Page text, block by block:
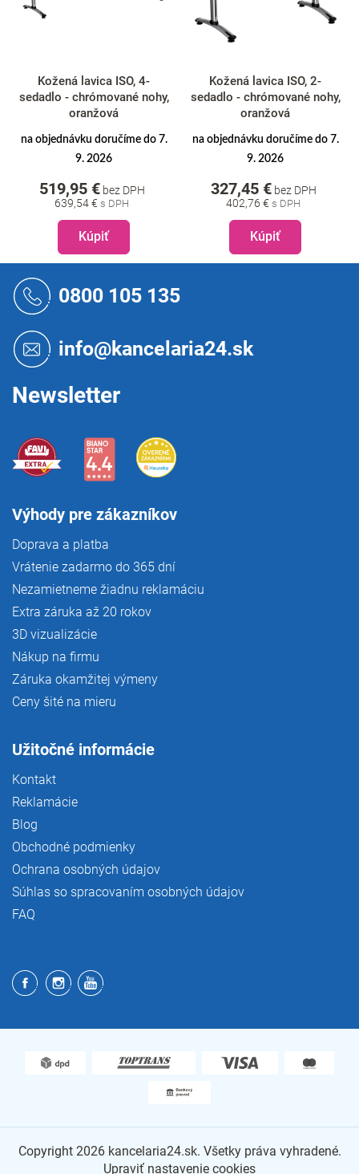
Kožená lavica ISO, 4-
sedadlo - chrómované nohy,
oranžová
na objednávku doručíme do 7.
9. 2026
639,54 €
519,95 €bez DPH
Kúpiť
Kožená lavica ISO, 2-
sedadlo - chrómované nohy,
oranžová
na objednávku doručíme do 7.
9. 2026
402,76 €
327,45 €bez DPH
Kúpiť
0800 105 135
info@kancelaria24.sk
Newsletter
Výhody pre zákazníkov
Doprava a platba
Vrátenie zadarmo do 365 dní
Nezamietneme žiadnu reklamáciu
Extra záruka až 20 rokov
3D vizualizácie
Nákup na firmu
Záruka okamžitej výmeny
Ceny šité na mieru
Užitočné informácie
Kontakt
Reklamácie
Blog
Obchodné podmienky
Ochrana osobných údajov
Súhlas so spracovaním osobných údajov
FAQ
Copyright 2026 kancelaria24.sk. Všetky práva vyhradené.
Upraviť nastavenie cookies